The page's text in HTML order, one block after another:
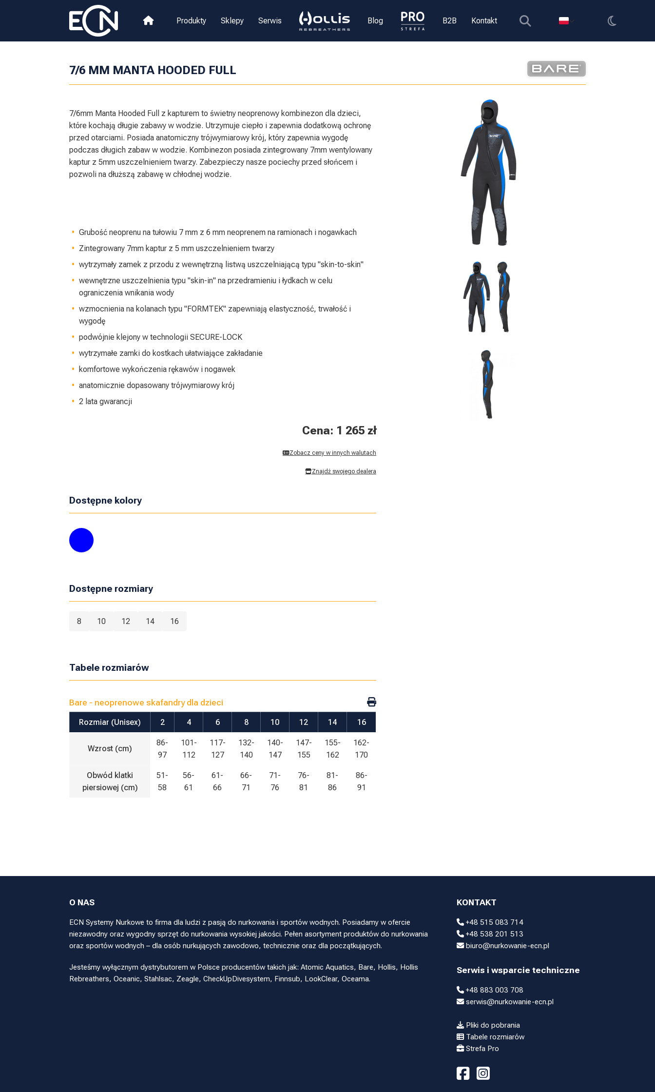
Produkty Sklepy Serwis Blog B2B Kontakt
7/6 MM MANTA HOODED FULL
7/6mm Manta Hooded Full z kapturem to świetny neoprenowy kombinezon dla dzieci,
które kochają długie zabawy w wodzie. Utrzymuje ciepło i zapewnia dodatkową ochronę
przed otarciami. Posiada anatomiczny trójwymiarowy krój, który zapewnia wygodę
podczas długich zabaw w wodzie. Kombinezon posiada zintegrowany 7mm wentylowany
kaptur z 5mm uszczelnieniem twarzy. Zabezpieczy nasze pociechy przed słońcem i
pozwoli na dłuższą zabawę w chłodnej wodzie.
Grubość neoprenu na tułowiu 7 mm z 6 mm neoprenem na ramionach i nogawkach
Zintegrowany 7mm kaptur z 5 mm uszczelnieniem twarzy
wytrzymały zamek z przodu z wewnętrzną listwą uszczelniającą typu "skin-to-skin"
wewnętrzne uszczelnienia typu "skin-in" na przedramieniu i łydkach w celu
ograniczenia wnikania wody
wzmocnienia na kolanach typu "FORMTEK" zapewniają elastyczność, trwałość i
wygodę
podwójnie klejony w technologii SECURE-LOCK
wytrzymałe zamki do kostkach ułatwiające zakładanie
komfortowe wykończenia rękawów i nogawek
anatomicznie dopasowany trójwymiarowy krój
2 lata gwarancji
Cena: 1 265 zł
Zobacz ceny w innych walutach
Znajdź swojego dealera
Dostępne kolory
Dostępne rozmiary
8 10 12 14 16
Tabele rozmiarów
Bare - neoprenowe skafandry dla dzieci
Rozmiar (Unisex) 2 4 6 8 10 12 14 16
Wzrost (cm)
86-
97
101-
112
117-
127
132-
140
140-
147
147-
155
155-
162
162-
170
Obwód klatki
piersiowej (cm)
51-
58
56-
61
61-
66
66-
71
71-
76
76-
81
81-
86
86-
91
O NAS
ECN Systemy Nurkowe to firma dla ludzi z pasją do nurkowania i sportów wodnych. Posiadamy w ofercie
niezawodny oraz wygodny sprzęt do nurkowania wysokiej jakości. Pełen asortyment produktów do nurkowania
oraz sportów wodnych – dla osób nurkujących zawodowo, technicznie oraz dla początkujących.
Jesteśmy wyłącznym dystrybutorem w Polsce producentów takich jak: Atomic Aquatics, Bare, Hollis, Hollis
Rebreathers, Oceanic, Stahlsac, Zeagle, CheckUpDivesystem, Finnsub, LookClear, Oceama.
KONTAKT
+48 515 083 714
+48 538 201 513
biuro@nurkowanie-ecn.pl
Serwis i wsparcie techniczne
+48 883 003 708
serwis@nurkowanie-ecn.pl
Pliki do pobrania
Tabele rozmiarów
Strefa Pro